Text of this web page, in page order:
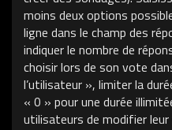
moins deux options
ligne dans le champ des
indiquer le nombre de
choisir lors de son vote
l’utilisateur », limiter la
« 0 » pour une durée
utilisateurs de modifier